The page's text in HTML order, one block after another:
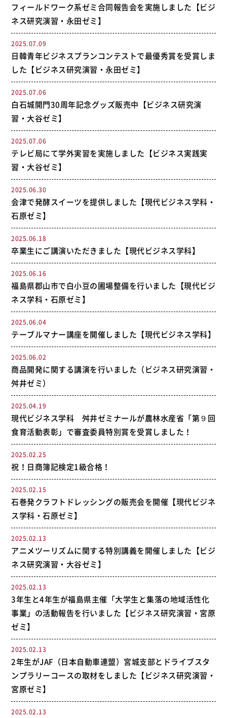
フィールドワーク系ゼミ合同報告会を実施しました【ビジ
ネス研究演習・永田ゼミ】
2025.07.09
日韓青年ビジネスプランコンテストで最優秀賞を受賞しま
した【ビジネス研究演習・永田ゼミ】
2025.07.06
白石城開門30周年記念グッズ販売中【ビジネス研究演
習・大谷ゼミ】
2025.07.06
テレビ局にて学外実習を実施しました【ビジネス実践実
習・大谷ゼミ】
2025.06.30
会津で発酵スイーツを提供しました【現代ビジネス学科・
石原ゼミ】
2025.06.18
卒業生にご講演いただきました【現代ビジネス学科】
2025.06.16
福島県郡山市で白小豆の圃場整備を行いました【現代ビジ
ネス学科・石原ゼミ】
2025.06.04
テーブルマナー講座を開催しました【現代ビジネス学科】
2025.06.02
商品開発に関する講演を行いました（ビジネス研究演習・
舛井ゼミ）
2025.04.19
現代ビジネス学科 舛井ゼミナールが農林水産省「第９回
食育活動表彰」で審査委員特別賞を受賞しました！
2025.02.25
祝！日商簿記検定1級合格！
2025.02.15
石巻発クラフトドレッシングの販売会を開催【現代ビジネ
ス学科・石原ゼミ】
2025.02.13
アニメツーリズムに関する特別講義を開催しました【ビジ
ネス研究演習・大谷ゼミ】
2025.02.13
3年生と4年生が福島県主催「大学生と集落の地域活性化
事業」の活動報告を行いました【ビジネス研究演習・宮原
ゼミ】
2025.02.13
2年生がJAF（日本自動車連盟）宮城支部とドライブスタ
ンプラリーコースの取材をしました【ビジネス研究演習・
宮原ゼミ】
2025.02.13